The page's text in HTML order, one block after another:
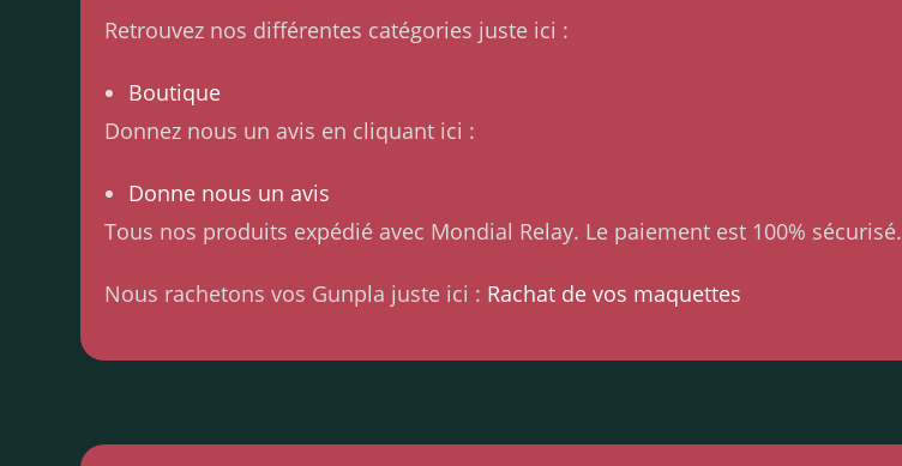
Retrouvez nos différentes catégories juste ici :
Boutique
Donnez nous un avis en cliquant ici :
Donne nous un avis
Tous nos produits expédié avec Mondial Relay. Le paiement est 100% sécurisé.
Nous rachetons vos Gunpla juste ici : Rachat de vos maquettes